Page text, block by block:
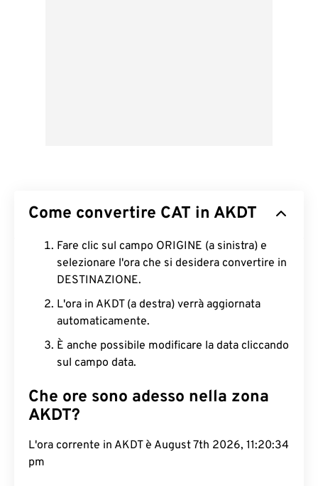
Come convertire CAT in AKDT
Fare clic sul campo ORIGINE (a sinistra) e
selezionare l'ora che si desidera convertire in
DESTINAZIONE.
L'ora in AKDT (a destra) verrà aggiornata
automaticamente.
È anche possibile modificare la data cliccando
sul campo data.
Che ore sono adesso nella zona
AKDT?
L'ora corrente in AKDT è August 7th 2026, 11:20:35
pm